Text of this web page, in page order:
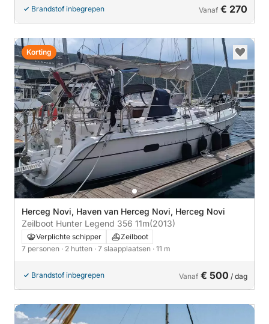
Brandstof inbegrepen Vanaf € 270
Herceg Novi, Haven van Herceg Novi, Herceg Novi
Zeilboot Hunter Legend 356 11m(2013)
Verplichte schipper
Zeilboot
7 personen · 2 hutten · 7 slaapplaatsen · 11 m
Brandstof inbegrepen Vanaf € 500 / dag
Korting